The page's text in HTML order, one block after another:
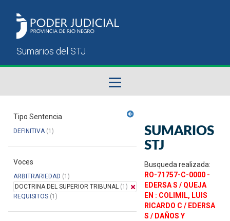
Sumarios del STJ
Manual del Usuario
Tipo Sentencia
DEFINITIVA(1)
Voces
ARBITRARIEDAD (1)
DOCTRINA DEL SUPERIOR TRIBUNAL (1)
REQUISITOS (1)
SUMARIOS
STJ
Busqueda realizada:
RO-71757-C-0000 -
EDERSA S / QUEJA
EN : COLIMIL, LUIS
RICARDO C / EDERSA
S / DAÑOS Y